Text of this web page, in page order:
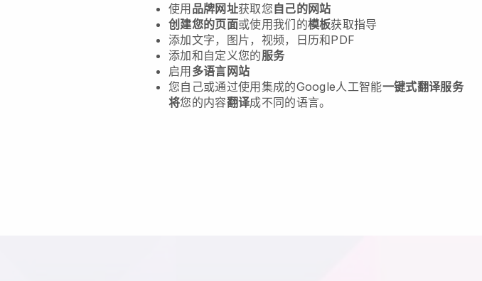
使用品牌网址获取您自己的网站
创建您的页面或使用我们的模板获取指导
添加文字，图片，视频，日历和PDF
添加和自定义您的服务
启用多语言网站
您自己或通过使用集成的Google人工智能一键式翻译服务
将您的内容翻译成不同的语言。